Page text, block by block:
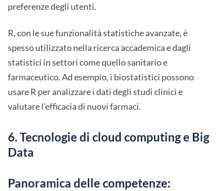
preferenze degli utenti.
R, con le sue funzionalità statistiche avanzate, è
spesso utilizzato nella ricerca accademica e dagli
statistici in settori come quello sanitario e
farmaceutico. Ad esempio, i biostatistici possono
usare R per analizzare i dati degli studi clinici e
valutare l'efficacia di nuovi farmaci.
6. Tecnologie di cloud computing e Big
Data
Panoramica delle competenze: